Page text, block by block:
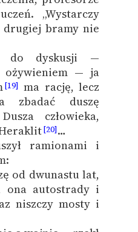
„Wystarczy
drugiej bramy nie
do dyskusji —
ożywieniem — ja
[19] ma rację, lecz
zbadać duszę
człowieka,
[20]…
ramionami i
od dwunastu lat,
ona autostrady i
niszczy mosty i